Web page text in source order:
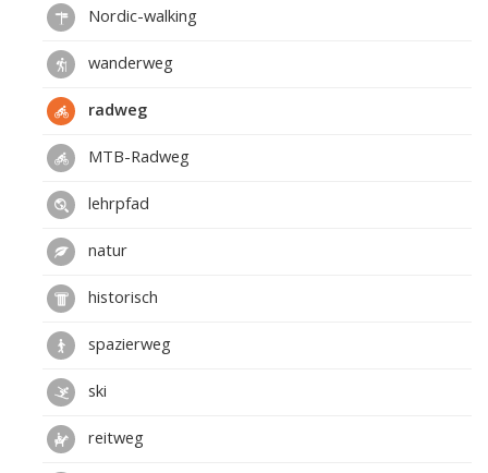
Nordic-walking
wanderweg
radweg
MTB-Radweg
lehrpfad
natur
historisch
spazierweg
ski
reitweg